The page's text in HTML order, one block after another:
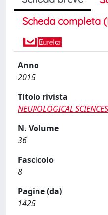
Scheda completa
Anno
2015
Titolo rivista
NEUROLOGICAL SCIENCES
N. Volume
36
Fascicolo
8
Pagine (da)
1425